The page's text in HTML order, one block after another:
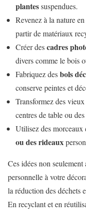
plantessuspendues.
Revenez à la nature
partir de matériaux
Créer descadres
divers comme le bois
Fabriquez desbols
conserve peintes et
Transformez des
centres de table ou
Utilisez des morceaux
ou des rideaux
Ces idées non
personnelle à votre
la réduction des déchets
En recyclant et en